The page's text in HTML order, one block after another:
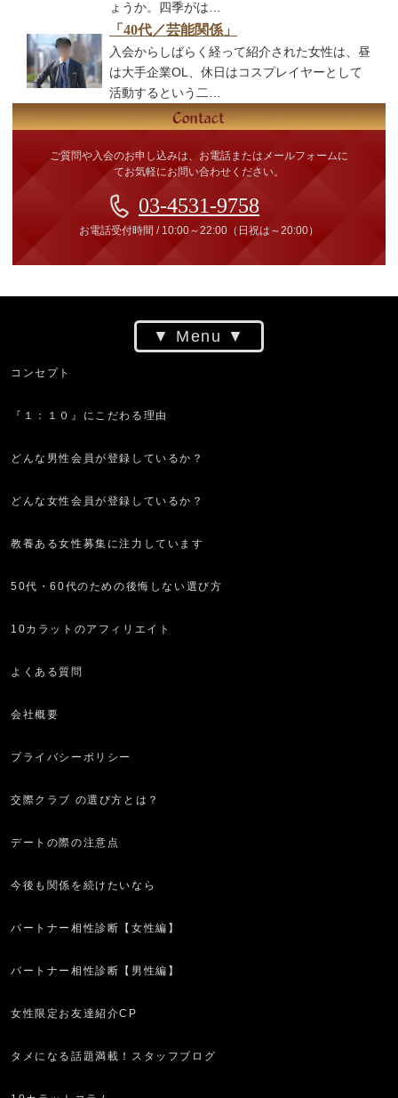
ょうか。四季がは…
「40代／芸能関係」
入会からしばらく経って紹介された女性は、昼
は大手企業OL、休日はコスプレイヤーとして
活動するという二…
ご質問や入会のお申し込みは、お電話またはメールフォームに
てお気軽にお問い合わせください。
03-4531-9758
お電話受付時間 / 10:00～22:00（日祝は～20:00）
Menu
コンセプト
『１：１０』にこだわる理由
どんな男性会員が登録しているか？
どんな女性会員が登録しているか？
教養ある女性募集に注力しています
50代・60代のための後悔しない選び方
10カラットのアフィリエイト
よくある質問
会社概要
プライバシーポリシー
交際クラブ の選び方とは？
デートの際の注意点
今後も関係を続けたいなら
パートナー相性診断【女性編】
パートナー相性診断【男性編】
女性限定お友達紹介CP
タメになる話題満載！スタッフブログ